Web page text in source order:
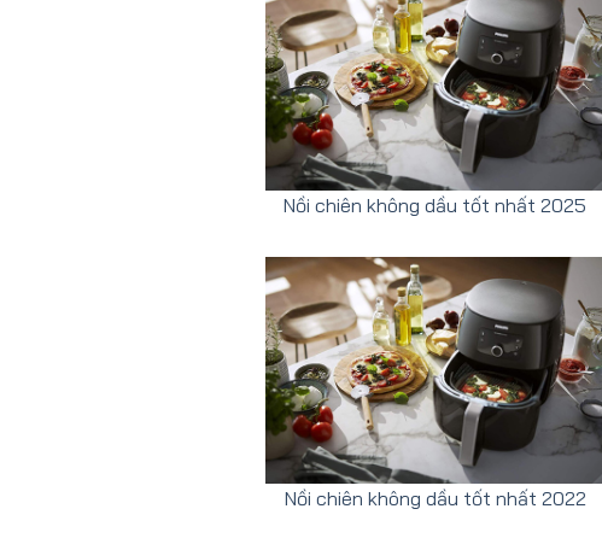
Nồi chiên không dầu tốt nhất 2025
Nồi chiên không dầu tốt nhất 2022